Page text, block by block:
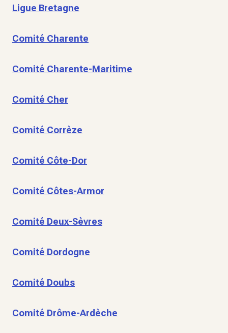
Ligue Bretagne
Comité Charente
Comité Charente-Maritime
Comité Cher
Comité Corrèze
Comité Côte-Dor
Comité Côtes-Armor
Comité Deux-Sèvres
Comité Dordogne
Comité Doubs
Comité Drôme-Ardèche